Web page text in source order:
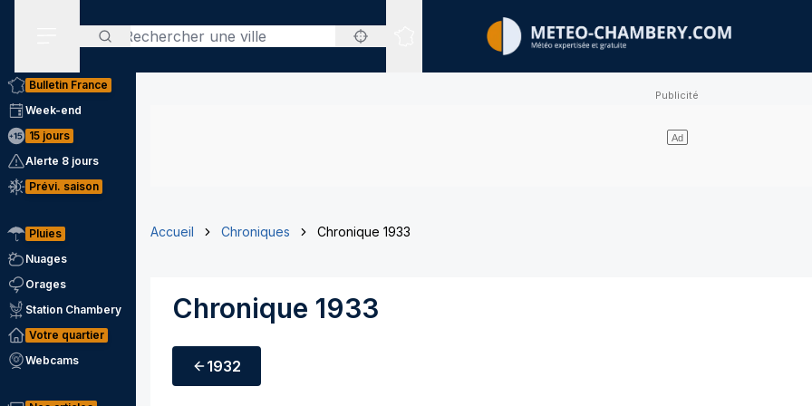
Rechercher
Sites expertisés
Bulletin France
Week-end
15 jours
Alerte 8 jours
Prévi. saison
Pluies
Nuages
Orages
Station Chambery
Votre quartier
Webcams
Accueil Chroniques Chronique 1933
Chronique 1933
1932